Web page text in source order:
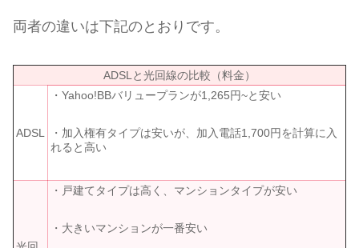
両者の違いは下記のとおりです。
ADSLと光回線の比較（料金）
ADSL
・Yahoo!BBバリュープランが1,265円~と安い
・加入権有タイプは安いが、加入電話1,700円を計算に入
れると高い
・戸建てタイプは高く、マンションタイプが安い
・大きいマンションが一番安い